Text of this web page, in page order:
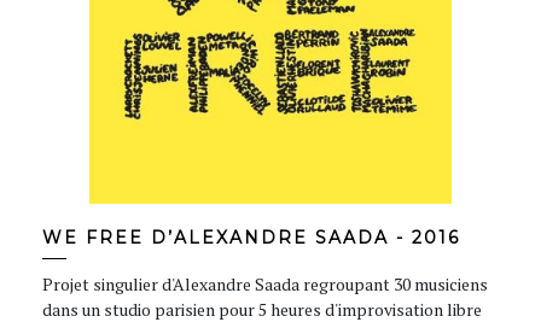
WE FREE D’ALEXANDRE SAADA - 2016
Projet singulier d'Alexandre Saada regroupant 30 musiciens
dans un studio parisien pour 5 heures d'improvisation libre